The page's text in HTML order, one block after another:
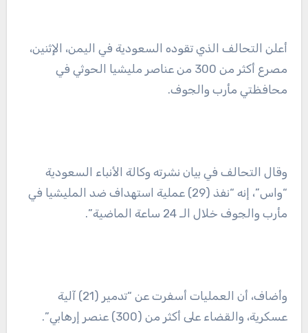
أعلن التحالف الذي تقوده السعودية في اليمن، الإثنين،
مصرع أكثر من 300 من عناصر مليشيا الحوثي في
محافظتي مأرب والجوف.
وقال التحالف في بيان نشرته وكالة الأنباء السعودية
“واس”، إنه “نفذ (29) عملية استهداف ضد المليشيا في
مأرب والجوف خلال الـ 24 ساعة الماضية”.
وأضاف، أن العمليات أسفرت عن “تدمير (21) آلية
عسكرية، والقضاء على أكثر من (300) عنصر إرهابي”.